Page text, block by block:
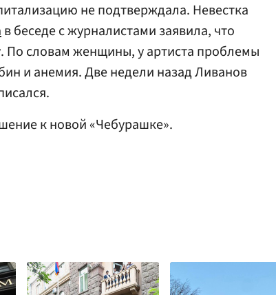
не подтверждала. Невестка
в беседе с журналистами заявила, что
По словам женщины, у артиста проблемы
и анемия. Две недели назад Ливанов
к новой «Чебурашке».